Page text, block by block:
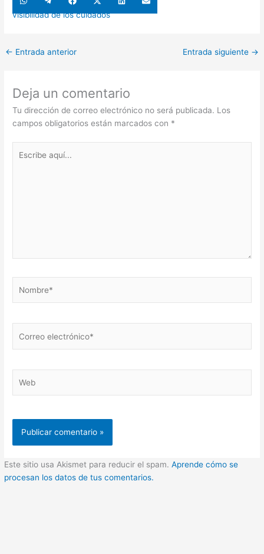
WhatsAppTelegramFacebook
X
(Twitter)
LinkedIn
en
Email
visibilidad de los cuidados
← Entrada anterior Entrada siguiente →
Deja un comentario
Tu dirección de correo electrónico no será publicada. Los
campos obligatorios están marcados con *
aquí...
electrónico*
Este sitio usa Akismet para reducir el spam.Aprende cómo se
procesan los datos de tus comentarios.